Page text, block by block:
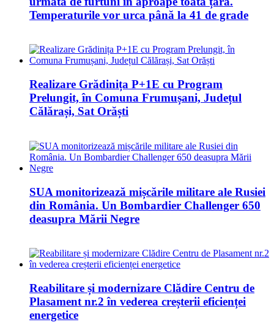
Temperaturile vor urca până la 41 de grade
Realizare Grădinița P+1E cu Program
Prelungit, în Comuna Frumușani, Județul
Călărași, Sat Orăști
SUA monitorizează mișcările militare ale Rusiei
din România. Un Bombardier Challenger 650
deasupra Mării Negre
Reabilitare și modernizare Clădire Centru de
Plasament nr.2 în vederea creșterii eficienței
energetice